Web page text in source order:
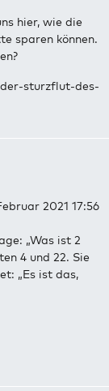
hier, wie die
sparen können.
sturzflut-des-
2021 17:56
„Was ist 2
4 und 22. Sie
„Es ist das,